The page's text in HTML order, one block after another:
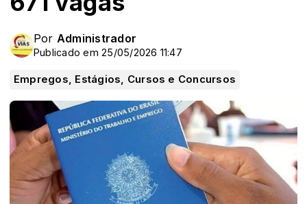
Por Administrador
Publicado em 25/05/2026 11:47
Empregos, Estágios, Cursos e Concursos